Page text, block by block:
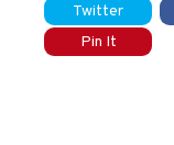
Twitter
Pin It